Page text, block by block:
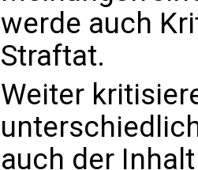
werde auch
Straftat.
Weiter
auch der